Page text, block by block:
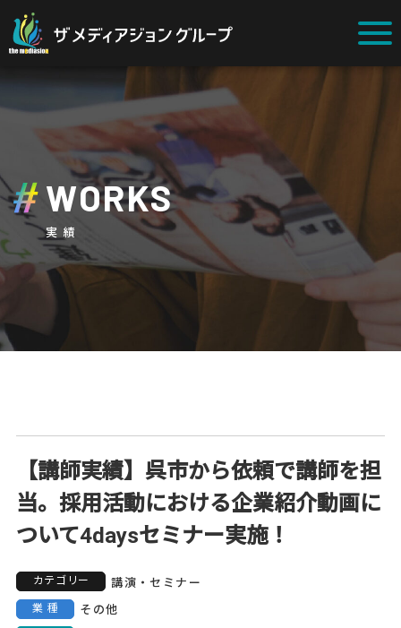
WORKS
実績
【講師実績】呉市から依頼で講師を担
当。採用活動における企業紹介動画に
ついて4daysセミナー実施！
カテゴリー 講演・セミナー
業種 その他